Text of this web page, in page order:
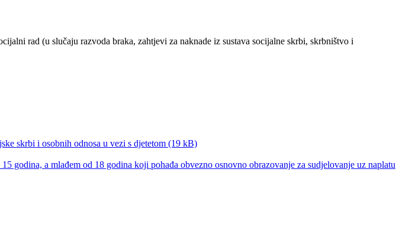
rad (u slučaju razvoda braka, zahtjevi za naknade iz sustava socijalne skrbi, skrbništvo i
skrbi i osobnih odnosa u vezi s djetetom (19 kB)
godina, a mlađem od 18 godina koji pohađa obvezno osnovno obrazovanje za sudjelovanje uz naplatu